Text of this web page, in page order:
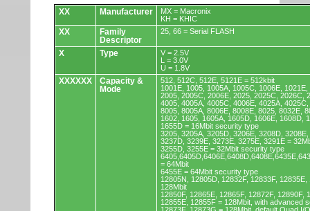
Obvody.
XX Manufacturer
MX = Macronix
KH = KHIC
XX
Family
Descriptor
25, 66 = Serial FLASH
X Type
V = 2.5V
L = 3.0V
U = 1.8V
XXXXXX
Capacity &
Mode
512, 512C, 512E, 5121E = 512kbit
1001E, 1005, 1005A, 1005C, 1006E,
2005, 2005C, 2006E, 2025, 2025C, 2026C,
4005, 4005A, 4005C, 4006E, 4025A,
8005, 8005A, 8006E, 8008E, 8025, 8032E,
1602, 1605, 1605A, 1605D, 1606E, 1608D,
1655D = 16Mbit security type
3205, 3205A, 3205D, 3206E, 3208D,
3237D, 3239E, 3273E, 3275E, 3291E =
3255D, 3255E = 32Mbit security type
= 64Mbit
6455E = 64Mbit security type
12805N, 12805D, 12832F, 12833F,
128Mbit
12850F, 12865E, 12865F, 12872F, 12890F,
12855E, 12855F = 128Mbit, with advanced